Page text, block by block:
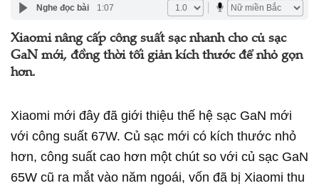
Nghe đọc bài 1:07
Xiaomi nâng cấp công suất sạc nhanh cho củ sạc
GaN mới, đồng thời tối giản kích thước để nhỏ gọn
hơn.
Xiaomi mới đây đã giới thiệu thế hệ sạc GaN mới
với công suất 67W. Củ sạc mới có kích thước nhỏ
hơn, công suất cao hơn một chút so với củ sạc GaN
65W cũ ra mắt vào năm ngoái, vốn đã bị Xiaomi thu